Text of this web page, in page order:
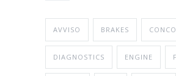
AVVISO BRAKES
DIAGNOSTICS ENGINE